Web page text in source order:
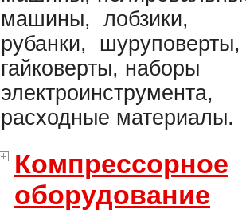
машины, лобзики,
рубанки, шуруповерты,
гайковерты, наборы
электроинструмента,
расходные материалы.
Компрессорное
оборудование